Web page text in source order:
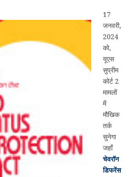
17
जनवरी,
2024
को,
यूएस
सुप्रीम
कोर्ट 2
मामलों
में
मौखिक
तर्क
सुनेगा
जहाँ
चेवरॉन
डिफरेंस